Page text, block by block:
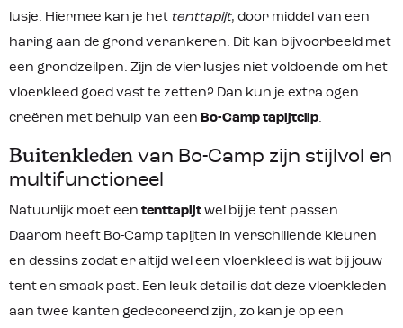
lusje. Hiermee kan je het tenttapijt, door middel van een
haring aan de grond verankeren. Dit kan bijvoorbeeld met
een grondzeilpen. Zijn de vier lusjes niet voldoende om het
vloerkleed goed vast te zetten? Dan kun je extra ogen
creëren met behulp van een Bo-Camp tapijtclip.
Buitenkleden van Bo-Camp zijn stijlvol en
multifunctioneel
Natuurlijk moet een tenttapijt wel bij je tent passen.
Daarom heeft Bo-Camp tapijten in verschillende kleuren
en dessins zodat er altijd wel een vloerkleed is wat bij jouw
tent en smaak past. Een leuk detail is dat deze vloerkleden
aan twee kanten gedecoreerd zijn, zo kan je op een